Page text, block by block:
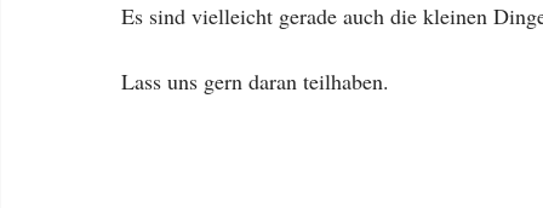
Es sind vielleicht gerade auch die kleinen
Lass uns gern daran teilhaben.